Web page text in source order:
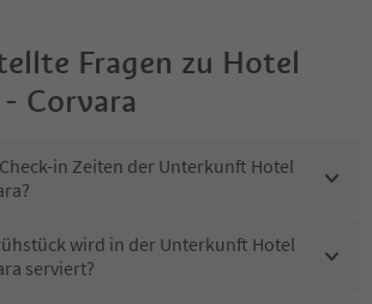
Fragen zu Hotel
Corvara
in Zeiten der Unterkunft Hotel
wird in der Unterkunft Hotel
serviert?